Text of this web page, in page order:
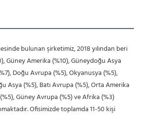
Güney Amerika (%10), Güneydoğu Asya
Doğu Avrupa (%5), Okyanusya (%5),
Asya (%5), Batı Avrupa (%5), Orta Amerika
Güney Avrupa (%5) ve Afrika (%3)
Ofisimizde toplamda 11-50 kişi